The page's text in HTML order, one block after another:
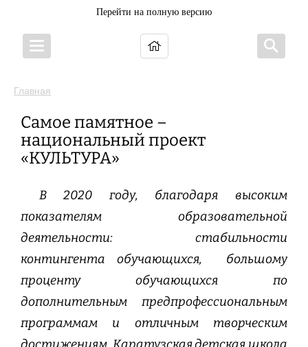
Перейти на полную версию
Главная
Самое памятное –
национальный проект
«КУЛЬТУРА»
В 2020 году, благодаря высоким
показателям образовательной
деятельности: стабильности
контингента обучающихся, большому
проценту обучающихся по
дополнительным предпрофессиональным
программам и отличным творческим